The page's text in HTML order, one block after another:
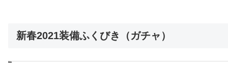
新春2021装備ふくびき（ガチャ）